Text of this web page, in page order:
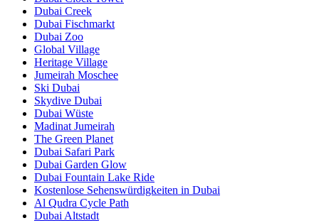
Dubai Creek
Dubai Fischmarkt
Dubai Zoo
Global Village
Heritage Village
Jumeirah Moschee
Ski Dubai
Skydive Dubai
Dubai Wüste
Madinat Jumeirah
The Green Planet
Dubai Safari Park
Dubai Garden Glow
Dubai Fountain Lake Ride
Kostenlose Sehenswürdigkeiten in Dubai
Al Qudra Cycle Path
Dubai Altstadt